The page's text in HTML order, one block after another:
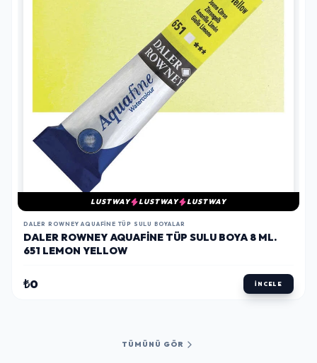
LUSTWAY LUSTWAY LUSTWAY
DALER ROWNEY AQUAFINE TÜP SULU BOYALAR
DALER ROWNEY AQUAFINE TÜP SULU BOYA 8 ML.
651 LEMON YELLOW
₺0 İNCELE
TÜMÜNÜ GÖR